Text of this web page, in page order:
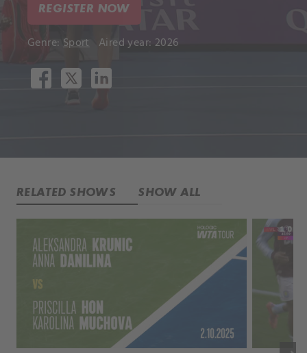
REGISTER NOW
Genre: Sport Aired year: 2026
RELATED SHOWS SHOW ALL